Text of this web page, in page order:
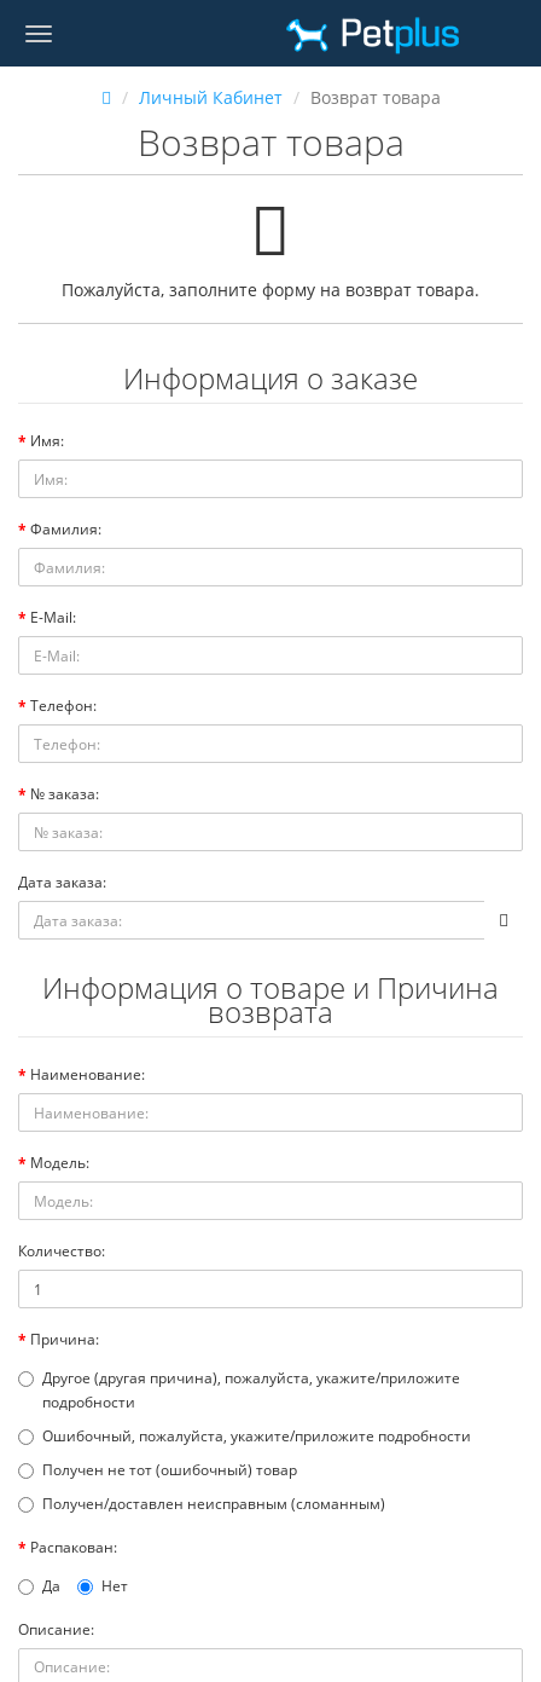
Личный Кабинет Возврат товара
Возврат товара
Пожалуйста, заполните форму на возврат товара.
Информация о заказе
Имя:
Фамилия:
E-Mail:
Телефон:
№ заказа:
Дата заказа:
Информация о товаре и Причина
возврата
Наименование:
Модель:
Количество:
Причина:
Другое (другая причина), пожалуйста, укажите/приложите
подробности
Ошибочный, пожалуйста, укажите/приложите подробности
Получен не тот (ошибочный) товар
Получен/доставлен неисправным (сломанным)
Распакован:
Да
Нет
Описание: